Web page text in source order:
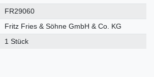
FR29060
Fritz Fries & Söhne GmbH & Co. KG
1 Stück